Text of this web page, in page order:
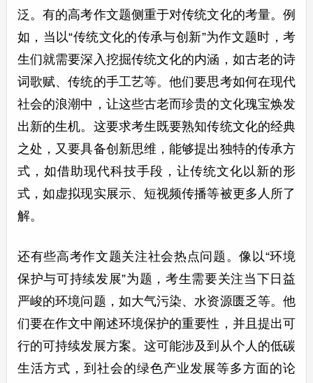
泛。有的高考作文题侧重于对传统文化的考量。例
如，当以“传统文化的传承与创新”为作文题时，考
生们就需要深入挖掘传统文化的内涵，如古老的诗
词歌赋、传统的手工艺等。他们要思考如何在现代
社会的浪潮中，让这些古老而珍贵的文化瑰宝焕发
出新的生机。这要求考生既要熟知传统文化的经典
之处，又要具备创新思维，能够提出独特的传承方
式，如借助现代科技手段，让传统文化以新的形
式，如虚拟现实展示、短视频传播等被更多人所了
解。
还有些高考作文题关注社会热点问题。像以“环境
保护与可持续发展”为题，考生需要关注当下日益
严峻的环境问题，如大气污染、水资源匮乏等。他
们要在作文中阐述环境保护的重要性，并且提出可
行的可持续发展方案。这可能涉及到从个人的低碳
生活方式，到社会的绿色产业发展等多方面的论